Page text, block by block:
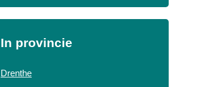
In provincie
Drenthe